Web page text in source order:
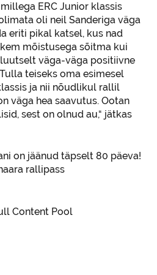
ERC Junior klassis
oli neil Sanderiga väga
eriti pikal katsel, kus nad
mõistusega sõitma kui
väga-väga positiivne
teiseks oma esimesel
ja nii nõudlikul rallil
väga hea saavutus. Ootan
sest on olnud au,“ jätkas
on jäänud täpselt 80 päeva!
rallipass
Content Pool